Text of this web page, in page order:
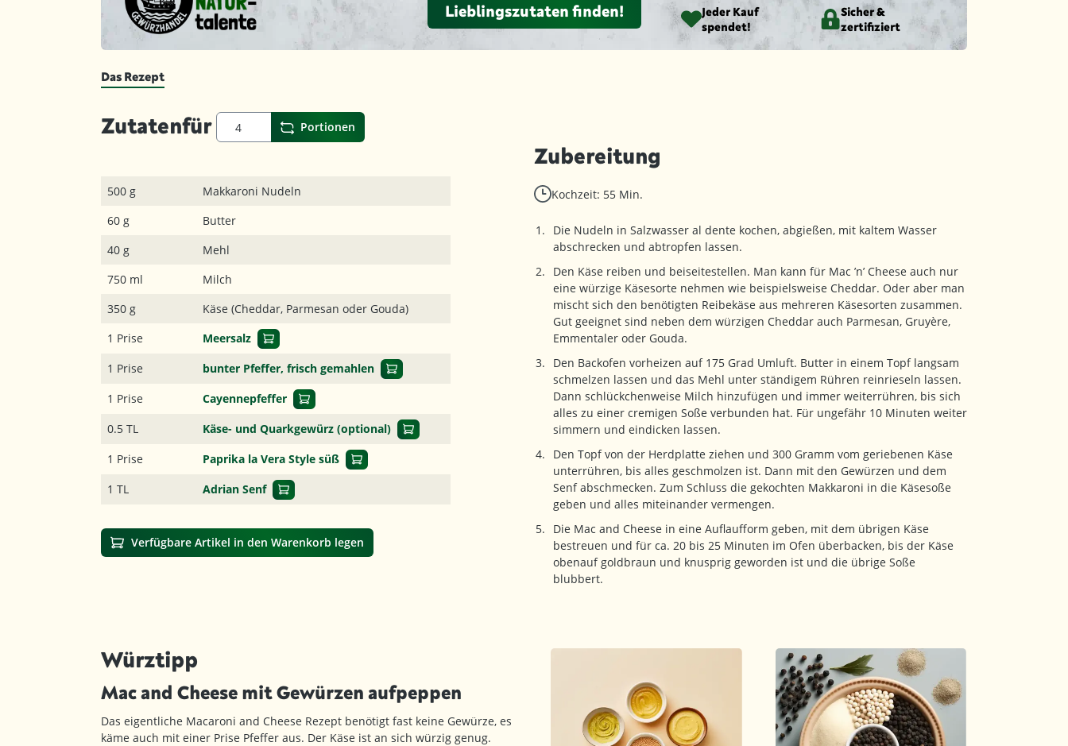
Lieblingszutaten finden!
Jeder Kauf
spendet!
Sicher &
zertifiziert
Das Rezept
Zutatenfür Portionen
500 g
Makkaroni Nudeln
60 g
Butter
40 g
Mehl
750 ml
Milch
350 g
Käse (Cheddar, Parmesan oder Gouda)
1 Prise
Meersalz
1 Prise
bunter Pfeffer, frisch gemahlen
1 Prise
Cayennepfeffer
0.5 TL
Käse- und Quarkgewürz (optional)
1 Prise
Paprika la Vera Style süß
1 TL
Adrian Senf
Verfügbare Artikel in den Warenkorb legen
Zubereitung
Kochzeit: 55 Min.
Die Nudeln in Salzwasser al dente kochen, abgießen, mit kaltem Wasser
abschrecken und abtropfen lassen.
Den Käse reiben und beiseitestellen. Man kann für Mac ’n’ Cheese auch nur
eine würzige Käsesorte nehmen wie beispielsweise Cheddar. Oder aber man
mischt sich den benötigten Reibekäse aus mehreren Käsesorten zusammen.
Gut geeignet sind neben dem würzigen Cheddar auch Parmesan, Gruyère,
Emmentaler oder Gouda.
Den Backofen vorheizen auf 175 Grad Umluft. Butter in einem Topf langsam
schmelzen lassen und das Mehl unter ständigem Rühren reinrieseln lassen.
Dann schlückchenweise Milch hinzufügen und immer weiterrühren, bis sich
alles zu einer cremigen Soße verbunden hat. Für ungefähr 10 Minuten weiter
simmern und eindicken lassen.
Den Topf von der Herdplatte ziehen und 300 Gramm vom geriebenen Käse
unterrühren, bis alles geschmolzen ist. Dann mit den Gewürzen und dem
Senf abschmecken. Zum Schluss die gekochten Makkaroni in die Käsesoße
geben und alles miteinander vermengen.
Die Mac and Cheese in eine Auflaufform geben, mit dem übrigen Käse
bestreuen und für ca. 20 bis 25 Minuten im Ofen überbacken, bis der Käse
obenauf goldbraun und knusprig geworden ist und die übrige Soße
blubbert.
Würztipp
Mac and Cheese mit Gewürzen aufpeppen
Das eigentliche Macaroni and Cheese Rezept benötigt fast keine Gewürze, es
käme auch mit einer Prise Pfeffer aus. Der Käse ist an sich würzig genug.